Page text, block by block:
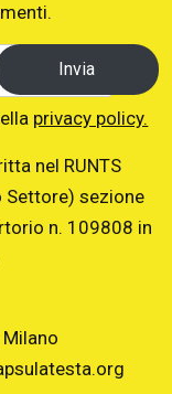
Invia
privacy policy.
nel RUNTS
Settore) sezione
n. 109808 in